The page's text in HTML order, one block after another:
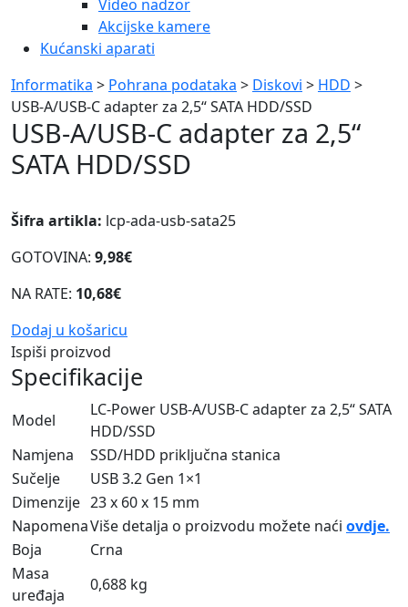
Video nadzor
Akcijske kamere
Kućanski aparati
Informatika > Pohrana podataka > Diskovi > HDD >
USB-A/USB-C adapter za 2,5“ SATA HDD/SSD
USB-A/USB-C adapter za 2,5“
SATA HDD/SSD
Šifra artikla: lcp-ada-usb-sata25
GOTOVINA: 9,98€
NA RATE: 10,68€
Dodaj u košaricu
Ispiši proizvod
Specifikacije
Model
LC-Power USB-A/USB-C adapter za 2,5“ SATA
HDD/SSD
Namjena
SSD/HDD priključna stanica
Sučelje
USB 3.2 Gen 1×1
Dimenzije 23 x 60 x 15 mm
NapomenaViše detalja o proizvodu možete naći ovdje.
Boja
Crna
Masa
uređaja
0,688 kg